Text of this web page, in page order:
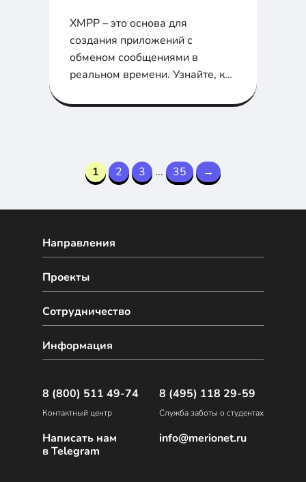
XMPP – это основа для
создания приложений с
обменом сообщениями в
реальном времени. Узнайте, как
особенности, преимущества и
десятилетия.
1 2 3 ... 35 →
Направления
Сотрудничество
Проекты
Информация
8 (800) 511 49-74
Контактный центр
Написать нам
в Telegram
8 (495) 118 29-59
Служба заботы о студентах
info@merionet.ru